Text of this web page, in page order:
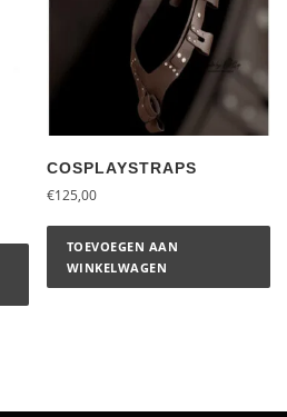
COSPLAYSTRAPS
€125,00
TOEVOEGEN AAN
WINKELWAGEN